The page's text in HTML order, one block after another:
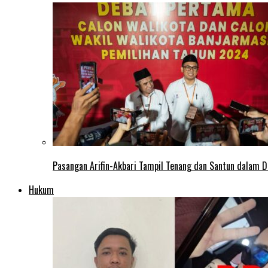
Pasangan Arifin-Akbari Tampil Tenang dan Santun dalam
Hukum